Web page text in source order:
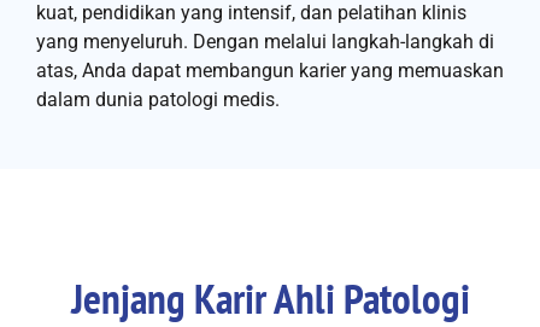
kuat, pendidikan yang intensif, dan pelatihan klinis
yang menyeluruh. Dengan melalui langkah-langkah di
atas, Anda dapat membangun karier yang memuaskan
dalam dunia patologi medis.
Jenjang Karir Ahli Patologi